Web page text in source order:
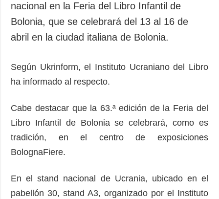
nacional en la Feria del Libro Infantil de
Bolonia, que se celebrará del 13 al 16 de
abril en la ciudad italiana de Bolonia.
Según Ukrinform, el Instituto Ucraniano del Libro
ha informado al respecto.
Cabe destacar que la 63.ª edición de la Feria del
Libro Infantil de Bolonia se celebrará, como es
tradición, en el centro de exposiciones
BolognaFiere.
En el stand nacional de Ucrania, ubicado en el
pabellón 30, stand A3, organizado por el Instituto